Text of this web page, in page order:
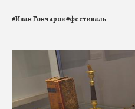
#Иван Гончаров#фестиваль